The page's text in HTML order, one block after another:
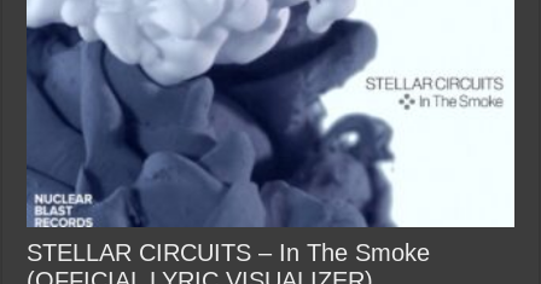
STELLAR CIRCUITS – In The Smoke